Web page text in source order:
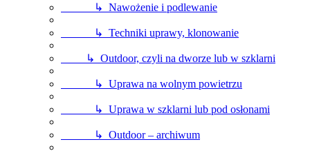
↳ Nawożenie i podlewanie
↳ Techniki uprawy, klonowanie
↳ Outdoor, czyli na dworze lub w szklarni
↳ Uprawa na wolnym powietrzu
↳ Uprawa w szklarni lub pod osłonami
↳ Outdoor – archiwum